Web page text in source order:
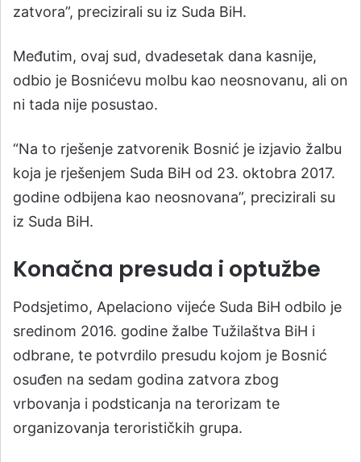
zatvora”, precizirali su iz Suda BiH.
Međutim, ovaj sud, dvadesetak dana kasnije,
odbio je Bosnićevu molbu kao neosnovanu, ali on
ni tada nije posustao.
“Na to rješenje zatvorenik Bosnić je izjavio žalbu
koja je rješenjem Suda BiH od 23. oktobra 2017.
godine odbijena kao neosnovana”, precizirali su
iz Suda BiH.
Konačna presuda i optužbe
Podsjetimo, Apelaciono vijeće Suda BiH odbilo je
sredinom 2016. godine žalbe Tužilaštva BiH i
odbrane, te potvrdilo presudu kojom je Bosnić
osuđen na sedam godina zatvora zbog
vrbovanja i podsticanja na terorizam te
organizovanja terorističkih grupa.